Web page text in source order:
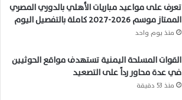
تعرف على مواعيد مباريات الأهلي بالدوري المصري
الممتاز موسم 2026-2027 كاملة بالتفصيل اليوم
منذ يوم واحد
القوات المسلحة اليمنية تستهدف مواقع الحوثيين
في عدة محاور رداً على التصعيد
منذ 53 دقيقة